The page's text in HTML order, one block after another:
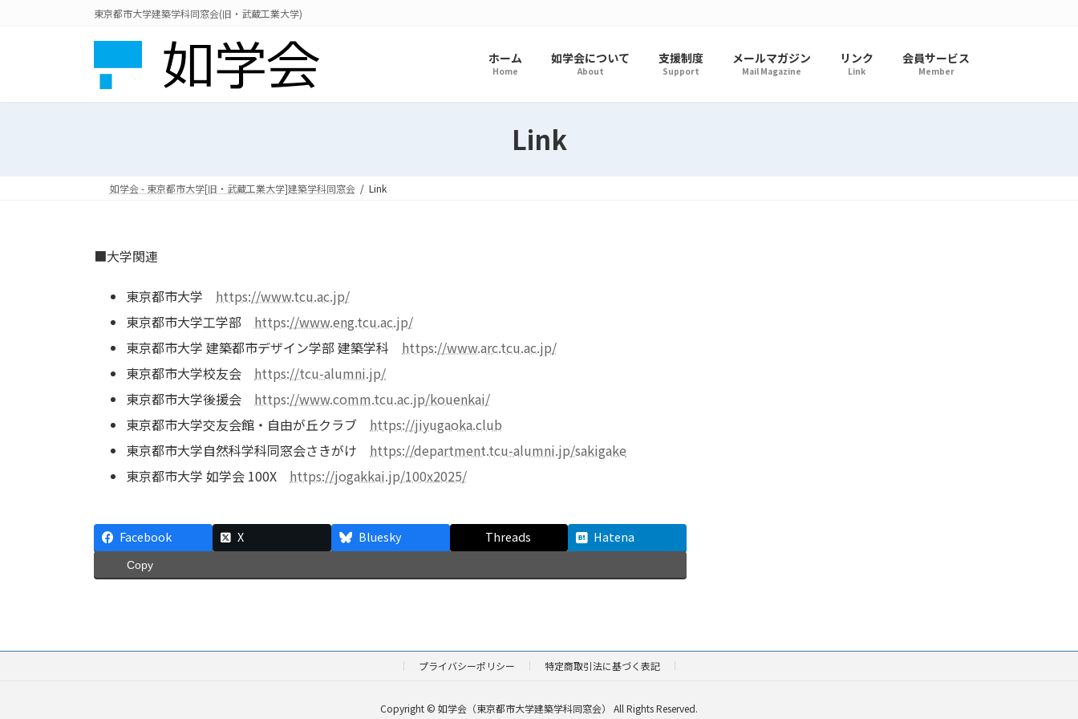
へ
ョ
東京都市大学建築学科同窓会(旧・武蔵工業大学)
ホーム
Home
如学会について
About
支援制度
Support
メールマガジン
Mail Magazine
リンク
Link
会員サービス
Member
Link
如学会 - 東京都市大学[旧・武蔵工業大学]建築学科同窓会 Link
■大学関連
東京都市大学 https://www.tcu.ac.jp/
東京都市大学工学部 https://www.eng.tcu.ac.jp/
東京都市大学 建築都市デザイン学部 建築学科 https://www.arc.tcu.ac.jp/
東京都市大学校友会 https://tcu-alumni.jp/
東京都市大学後援会 https://www.comm.tcu.ac.jp/kouenkai/
東京都市大学交友会館・自由が丘クラブ https://jiyugaoka.club
東京都市大学自然科学科同窓会さきがけ https://department.tcu-alumni.jp/sakigake
東京都市大学 如学会 100X https://jogakkai.jp/100x2025/
Facebook X Bluesky Threads Hatena
Copy
プライバシーポリシー 特定商取引法に基づく表記
Copyright © 如学会（東京都市大学建築学科同窓会） All Rights Reserved.